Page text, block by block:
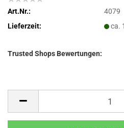
Art.Nr.:
4079
Lieferzeit:
ca.
Trusted Shops Bewertungen: